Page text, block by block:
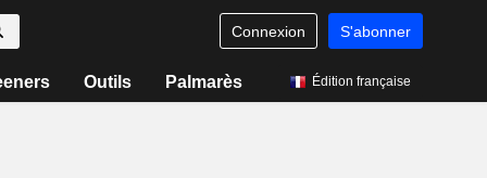
Connexion S'abonner
Outils Palmarès Édition française